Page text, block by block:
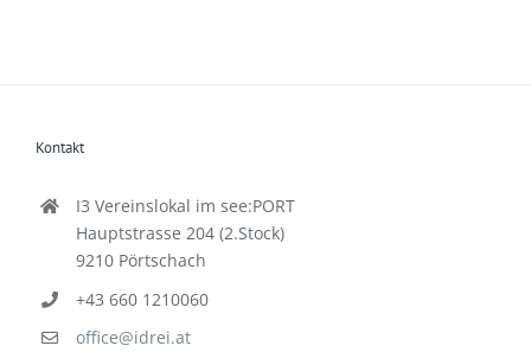
I3 Vereinslokal im see:PORT
Hauptstrasse 204 (2.Stock)
9210 Pörtschach
+43 660 1210060